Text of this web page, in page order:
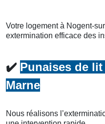
Votre logement à Nogent-
extermination efficace des
✔️ Punaises de
Marne
Nous réalisons